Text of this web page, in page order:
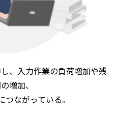
、入力作業の負荷増加や残
増加、
ながっている。